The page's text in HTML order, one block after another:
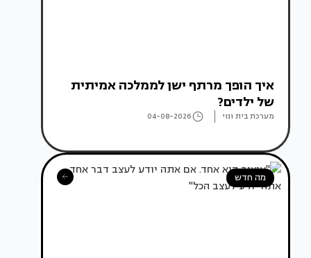
איך הופך מרתף ישן לממלכה אמיתית
של ילדים?
מערכת בית ונוי 04-08-2026
מה חדש